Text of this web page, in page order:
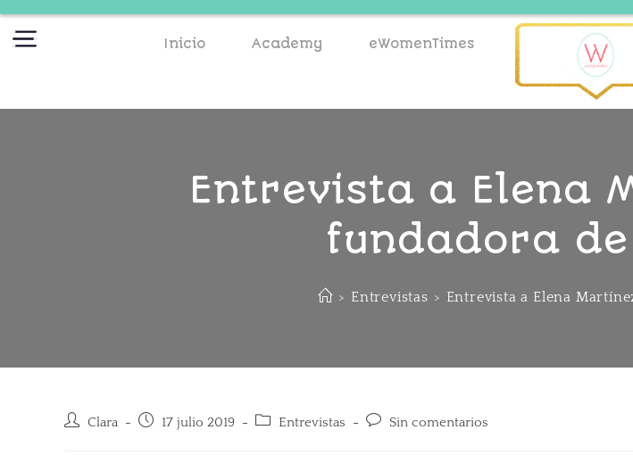
Inicio Academy eWomenTimes
Entrevista a Elena
fundadora
> Entrevistas > Entrevista a Elena
Clara 17 julio 2019 Entrevistas Sin comentarios